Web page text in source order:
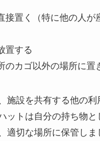
接置く（特に他の人が
置する
のカゴ以外の場所に置
施設を共有する他の利
ットは自分の持ち物と
適切な場所に保管しま